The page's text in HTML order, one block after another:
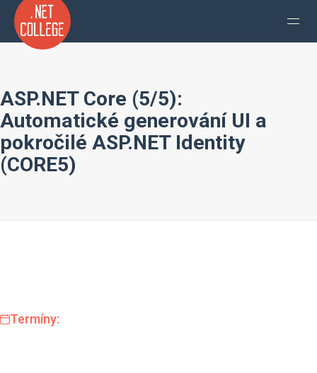
ASP.NET Core (5/5):
Automatické generování UI a
pokročilé ASP.NET Identity
(CORE5)
Termíny: